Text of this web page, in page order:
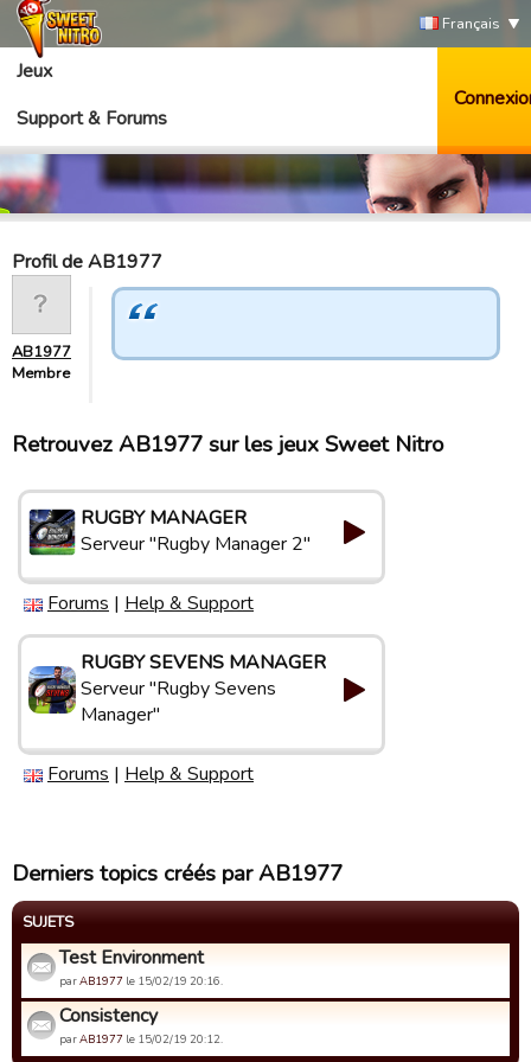
Français
Jeux
Support & Forums
Profil de AB1977
AB1977
Membre
Retrouvez AB1977 sur les jeux Sweet Nitro
RUGBY MANAGER
Serveur "Rugby Manager 2"
Forums | Help & Support
RUGBY SEVENS MANAGER
Serveur "Rugby Sevens
Manager"
Forums | Help & Support
Derniers topics créés par AB1977
SUJETS
Test Environment
parAB1977 le 15/02/19 20:16.
Consistency
parAB1977 le 15/02/19 20:12.